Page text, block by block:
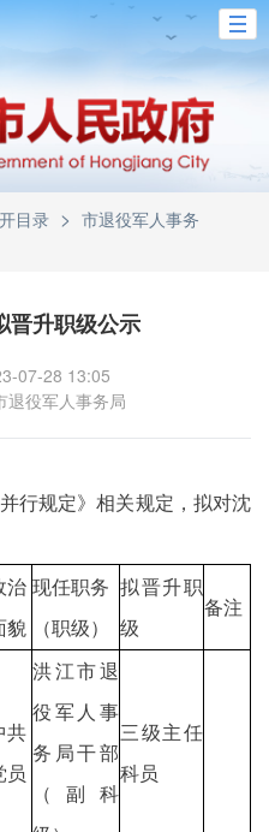
目录 > 市退役军人事务
晋升职级公示
07-28 13:05
退役军人事务局
行规定》相关规定，拟对沈
治
貌
现任职务
（职级）
拟晋升职
级
备注
共
员
洪江市退
役军人事
务局干部
（副科
三级主任
科员